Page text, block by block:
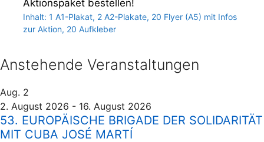
Aktionspaket bestellen!
Inhalt: 1 A1-Plakat, 2 A2-Plakate, 20 Flyer (A5) mit Infos
zur Aktion, 20 Aufkleber
Anstehende Veranstaltungen
Aug. 2
2. August 2026 - 16. August 2026
53. EUROPÄISCHE BRIGADE DER SOLIDARITÄT
MIT CUBA JOSÉ MARTÍ